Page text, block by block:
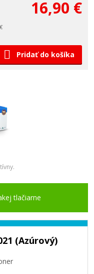
16,90 €
Pridať do košíka
tlačiarne
(Azúrový)